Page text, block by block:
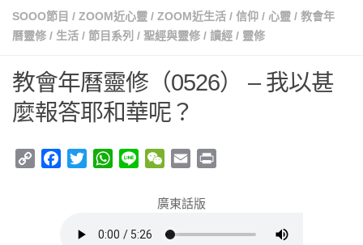
SOOO節目 / ZOOM近心靈 / ZOOM近生活 / 信仰 / 心靈 / 教會年
曆靈修 / 生活 / 節目系列 / 聖經與靈修 / 讀經 / 靈修
教會年曆靈修（0526） – 我以甚
麼報答耶和華呢？
Copy
Facebook
TwitterWhatsApp
Line WeChat
Email
廣東話版